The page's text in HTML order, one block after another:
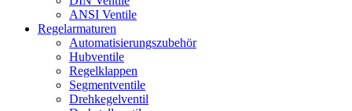
ANSI Ventile
Regelarmaturen
Automatisierungszubehör
Hubventile
Regelklappen
Segmentventile
Drehkegelventil